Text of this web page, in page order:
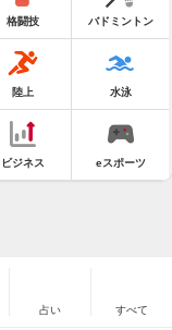
格闘技 バドミントン
陸上 水泳
ビジネス eスポーツ
占い すべて